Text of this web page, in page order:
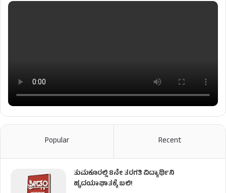
Popular Recent
ತುಮಕೂರಲ್ಲಿ 8ನೇ ತರಗತಿ ವಿದ್ಯಾರ್ಥಿನಿ
ಹೃದಯಾಘಾತಕ್ಕೆ ಬಲಿ!